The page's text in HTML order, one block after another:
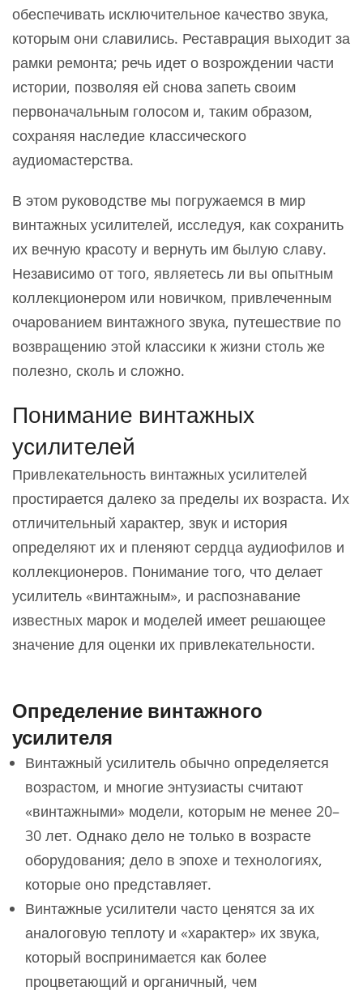
обеспечивать исключительное качество звука,
которым они славились. Реставрация выходит за
рамки ремонта; речь идет о возрождении части
истории, позволяя ей снова запеть своим
первоначальным голосом и, таким образом,
сохраняя наследие классического
аудиомастерства.
В этом руководстве мы погружаемся в мир
винтажных усилителей, исследуя, как сохранить
их вечную красоту и вернуть им былую славу.
Независимо от того, являетесь ли вы опытным
коллекционером или новичком, привлеченным
очарованием винтажного звука, путешествие по
возвращению этой классики к жизни столь же
полезно, сколь и сложно.
Понимание винтажных
усилителей
Привлекательность винтажных усилителей
простирается далеко за пределы их возраста. Их
отличительный характер, звук и история
определяют их и пленяют сердца аудиофилов и
коллекционеров. Понимание того, что делает
усилитель «винтажным», и распознавание
известных марок и моделей имеет решающее
значение для оценки их привлекательности.
Определение винтажного
усилителя
Винтажный усилитель обычно определяется
возрастом, и многие энтузиасты считают
«винтажными» модели, которым не менее 20–
30 лет. Однако дело не только в возрасте
оборудования; дело в эпохе и технологиях,
которые оно представляет.
Винтажные усилители часто ценятся за их
аналоговую теплоту и «характер» их звука,
который воспринимается как более
процветающий и органичный, чем